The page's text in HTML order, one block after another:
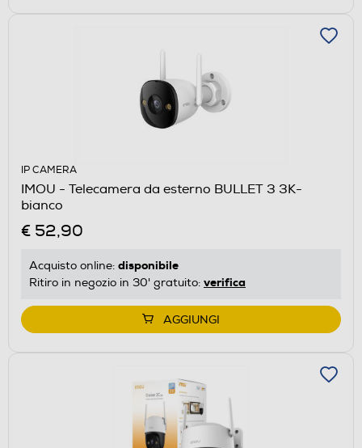
IP CAMERA
IMOU - Telecamera da esterno BULLET 3 3K-
bianco
€ 52,90
Acquisto online: disponibile
Ritiro in negozio in 30' gratuito: verifica
AGGIUNGI